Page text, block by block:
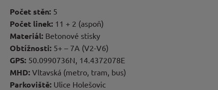
Komunita
Kdo
jsme
Forum
Počet stěn: 5
Počet linek: 11 + 2 (aspoň)
Materiál: Betonové stisky
Obtížnosti: 5+ – 7A (V2-V6)
GPS: 50.0990736N, 14.4372078E
MHD: Vltavská (metro, tram, bus)
Parkoviště: Ulice Holešovic